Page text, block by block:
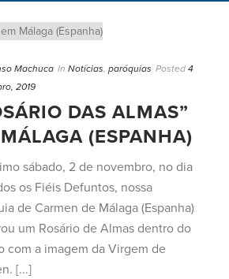
Machuca In Notícias, paróquias Posted 4
2019
DAS ALMAS”
(ESPANHA)
sábado, 2 de novembro, no dia
os Fiéis Defuntos, nossa
de Carmen de Málaga (Espanha)
um Rosário de Almas dentro do
com a imagem da Virgem de
[...]